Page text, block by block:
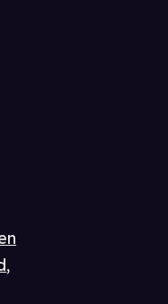
,